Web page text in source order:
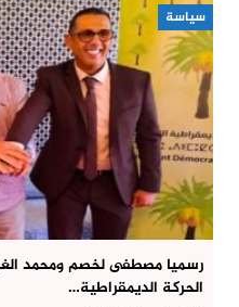
سياسة
رسميا مصطفى لخصم ومحمد
الحركة الديمقراطية…